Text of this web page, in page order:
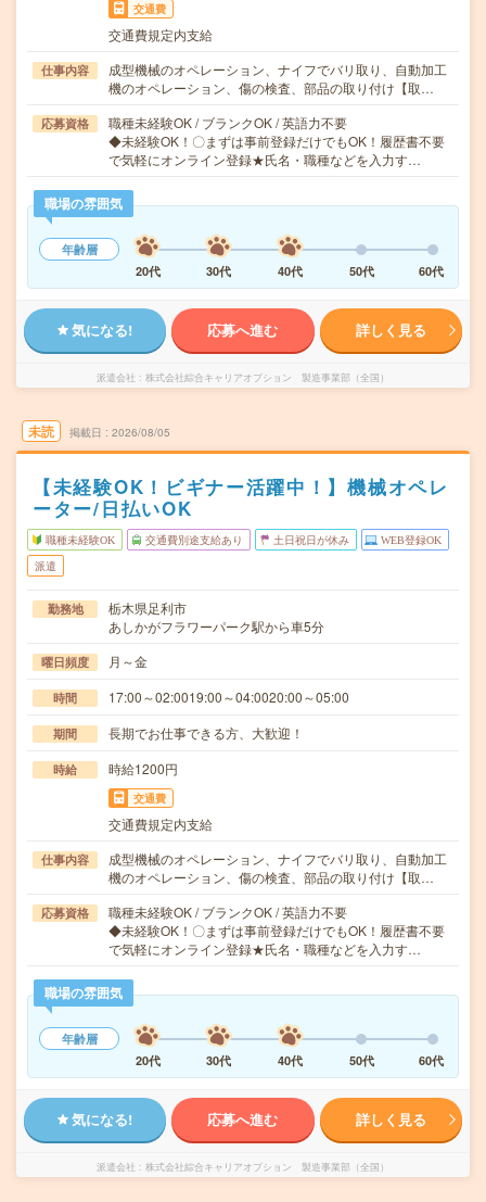
交通費
交通費規定内支給
仕事内容
成型機械のオペレーション、ナイフでバリ取り、自動加工
機のオペレーション、傷の検査、部品の取り付け【取…
応募資格
職種未経験OK / ブランクOK / 英語力不要
◆未経験OK！〇まずは事前登録だけでもOK！履歴書不要
で気軽にオンライン登録★氏名・職種などを入力す…
職場の雰囲気
年齢層
20代
30代 40代 50代 60代
気になる! 応募へ進む 詳しく見る
派遣会社 株式会社綜合キャリアオプション 製造事業部（全国）
未読 掲載日 2026/08/05
【未経験OK！ビギナー活躍中！】機械オペレ
ーター/日払いOK
職種未経験OK 交通費別途支給あり 土日祝日が休み WEB登録OK
派遣
勤務地
栃木県足利市
あしかがフラワーパーク駅から車5分
曜日頻度 月～金
時間 17:00～02:0019:00～04:0020:00～05:00
期間 長期でお仕事できる方、大歓迎！
時給 時給1200円
交通費
交通費規定内支給
仕事内容
成型機械のオペレーション、ナイフでバリ取り、自動加工
機のオペレーション、傷の検査、部品の取り付け【取…
応募資格
職種未経験OK / ブランクOK / 英語力不要
◆未経験OK！〇まずは事前登録だけでもOK！履歴書不要
で気軽にオンライン登録★氏名・職種などを入力す…
職場の雰囲気
年齢層
20代
30代 40代 50代 60代
気になる! 応募へ進む 詳しく見る
派遣会社 株式会社綜合キャリアオプション 製造事業部（全国）